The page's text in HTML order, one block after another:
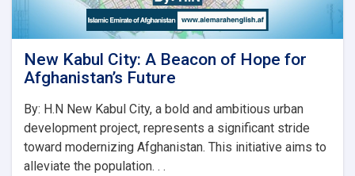
New Kabul City: A Beacon of Hope for
Afghanistan’s Future
By: H.N New Kabul City, a bold and ambitious urban
development project, represents a significant stride
toward modernizing Afghanistan. This initiative aims to
alleviate the population. . .